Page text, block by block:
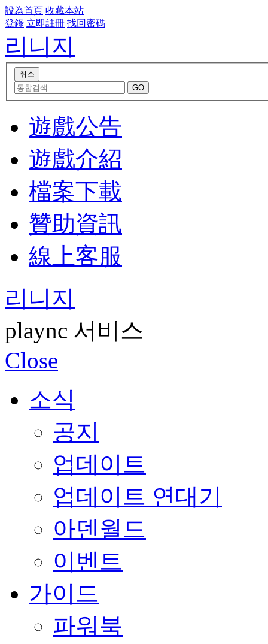
設為首頁 收藏本站
登錄 立即註冊 找回密碼
리니지
遊戲公告
遊戲介紹
檔案下載
贊助資訊
線上客服
리니지
plaync 서비스
Close
소식
공지
업데이트
업데이트 연대기
아덴월드
이벤트
가이드
파워북